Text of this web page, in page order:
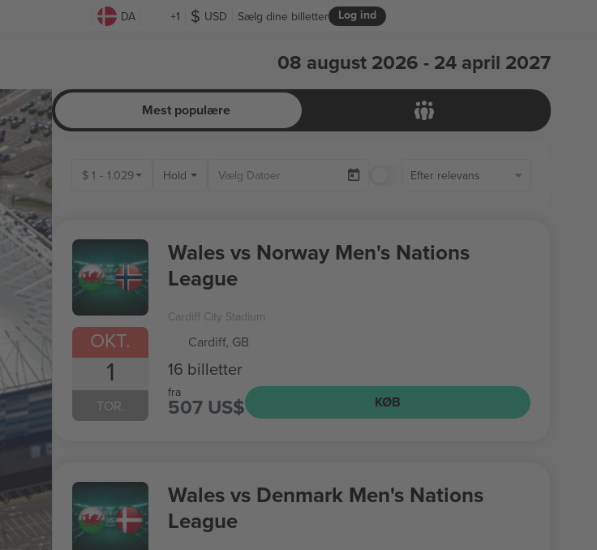
DA +1 USD Log ind
Sælg dine billetter
08 august 2026 - 24 april 2027
Mest populære
$ 1 - 1.029 Hold Kun Tilgængelige Billetter
Efter relevans
OKT.
1
TOR.
Wales vs Norway Men's Nations
League
Cardiff City Stadium
Cardiff, GB
16 billetter
fra
507 US$ KØB
Wales vs Denmark Men's Nations
League